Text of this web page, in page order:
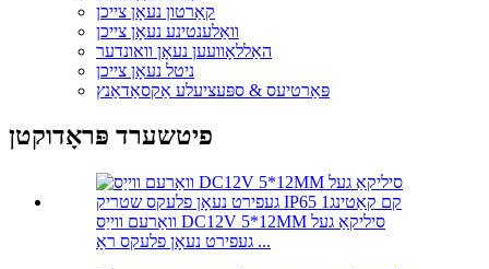
קאַרטון נעאָן צייכן
וואַלענטינע נעאָן צייכן
האַללאָוועען נעאָן וואונדער
ניטל נעאָן צייכן
פּאַרטיעס & ספּעציעלע אַקסאַדאַנץ
פיטשערד פּראָדוקטן
וואַרעם ווייַס DC12V 5*12MM סיליקאַ געל
געפירט נעאָן פלעקס ראָ ...